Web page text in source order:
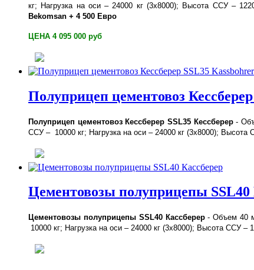
кг; Нагрузка на оси – 24000 кг (3х8000); Высота ССУ –
Bekomsan + 4 500 Евро
ЦЕНА 4 095 000 руб
Полуприцеп цементовоз
Полуприцеп цементовоз Кессберер SSL35 Кессберер-
ССУ – 10000 кг; Нагрузка на оси – 24000 кг (3х8000);
Цементовозы полуприцепы SSL40
Цементовозы полуприцепы SSL40 Кассберер- Объем 40
10000 кг; Нагрузка на оси – 24000 кг (3х8000); Высота